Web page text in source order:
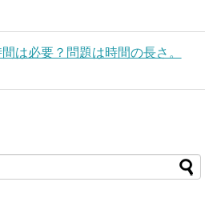
は必要？問題は時間の長さ。